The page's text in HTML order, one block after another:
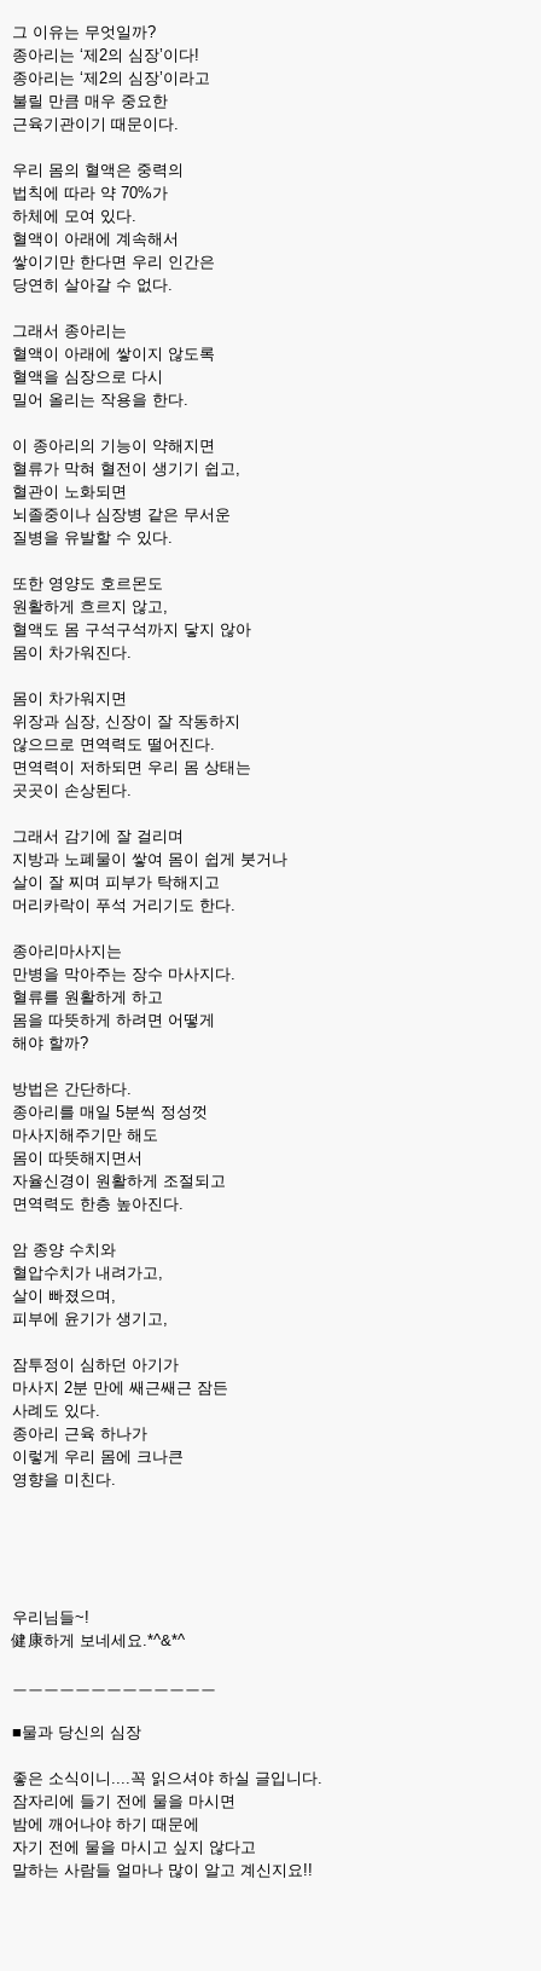
그 이유는 무엇일까?
종아리는 ‘제2의 심장’이다!
종아리는 ‘제2의 심장’이라고
불릴 만큼 매우 중요한
근육기관이기 때문이다.
우리 몸의 혈액은 중력의
법칙에 따라 약 70%가
하체에 모여 있다.
혈액이 아래에 계속해서
쌓이기만 한다면 우리 인간은
당연히 살아갈 수 없다.
그래서 종아리는
혈액이 아래에 쌓이지 않도록
혈액을 심장으로 다시
밀어 올리는 작용을 한다.
이 종아리의 기능이 약해지면
혈류가 막혀 혈전이 생기기 쉽고,
혈관이 노화되면
뇌졸중이나 심장병 같은 무서운
질병을 유발할 수 있다.
또한 영양도 호르몬도
원활하게 흐르지 않고,
혈액도 몸 구석구석까지 닿지 않아
몸이 차가워진다.
몸이 차가워지면
위장과 심장, 신장이 잘 작동하지
않으므로 면역력도 떨어진다.
면역력이 저하되면 우리 몸 상태는
곳곳이 손상된다.
그래서 감기에 잘 걸리며
지방과 노폐물이 쌓여 몸이 쉽게 붓거나
살이 잘 찌며 피부가 탁해지고
머리카락이 푸석 거리기도 한다.
종아리마사지는
만병을 막아주는 장수 마사지다.
혈류를 원활하게 하고
몸을 따뜻하게 하려면 어떻게
해야 할까?
방법은 간단하다.
종아리를 매일 5분씩 정성껏
마사지해주기만 해도
몸이 따뜻해지면서
자율신경이 원활하게 조절되고
면역력도 한층 높아진다.
암 종양 수치와
혈압수치가 내려가고,
살이 빠졌으며,
피부에 윤기가 생기고,
잠투정이 심하던 아기가
마사지 2분 만에 쌔근쌔근 잠든
사례도 있다.
종아리 근육 하나가
이렇게 우리 몸에 크나큰
영향을 미친다.
우리님들~!
健康하게 보네세요.*^&*^
ㅡㅡㅡㅡㅡㅡㅡㅡㅡㅡㅡㅡㅡ
■물과 당신의 심장
좋은 소식이니....꼭 읽으셔야 하실 글입니다.
잠자리에 들기 전에 물을 마시면
밤에 깨어나야 하기 때문에
자기 전에 물을 마시고 싶지 않다고
말하는 사람들 얼마나 많이 알고 계신지요!!